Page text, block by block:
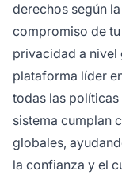
derechos según
compromiso de
privacidad a nivel
plataforma líder
todas las
sistema cumplan
globales,
la confianza y el